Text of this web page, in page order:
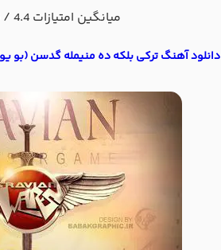
میانگین امتیازات4.4 / 5. تعداد آرا:
دانلود آهنگ ترکی بلکه ده منیمله گدسن (بو